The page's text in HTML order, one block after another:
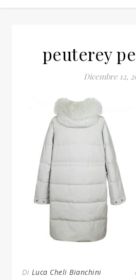
peuterey
Dicembre 12,
Di Luca Cheli Bianchini